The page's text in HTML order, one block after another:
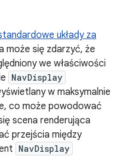
układy za
może się zdarzyć, że
we właściwości
NavDisplay
w maksymalnie
co może powodować
scena renderująca
przejścia między
NavDisplay